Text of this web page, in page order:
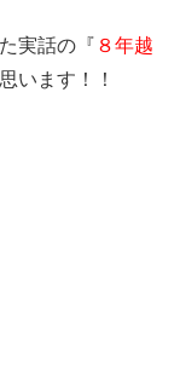
実話の『 ８年越
います！！